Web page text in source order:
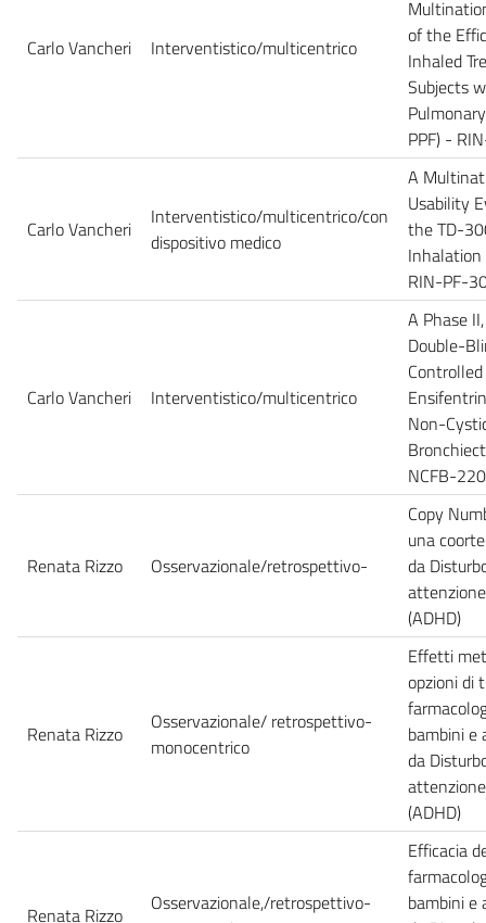
Carlo Vancheri Interventistico/multicentrico
of the
Inhaled
Subjects
PPF) -
Carlo Vancheri
Interventistico/multicentrico/con
dispositivo medico
A
Usability
the TD-
Inhalation
RIN-PF-
Carlo Vancheri Interventistico/multicentrico
A Phase
Double-
Non-
NCFB-220
Renata Rizzo Osservazionale/retrospettivo-
Copy
una
da
(ADHD)
Renata Rizzo
Osservazionale/ retrospettivo-
monocentrico
Effetti
opzioni di
bambini
da
(ADHD)
Renata Rizzo
Osservazionale,/retrospettivo-
Efficacia
bambini